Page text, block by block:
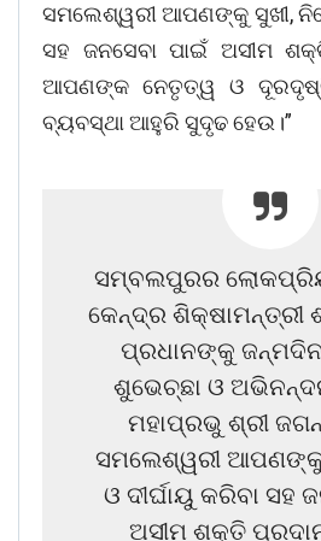
ସମଲେଶ୍ୱରୀ ଆପଣଙ୍କୁ ସୁଖୀ,
ସହ ଜନସେବା ପାଇଁ ଅସୀମ
ଆପଣଙ୍କ ନେତୃତ୍ୱ ଓ
ବ୍ୟବସ୍ଥା ଆହୁରି ସୁଦୃଢ ହେଉ।”
ସମ୍ବଲପୁରର ଲୋକପ୍ରିୟ
କେନ୍ଦ୍ର ଶିକ୍ଷାମନ୍ତ୍ରୀ
ପ୍ରଧାନଙ୍କୁ
ଶୁଭେଚ୍ଛା ଓ
ମହାପ୍ରଭୁ ଶ୍ରୀ
ସମଲେଶ୍ୱରୀ ଆପଣଙ୍କୁ
ଓ ଦୀର୍ଘାୟୁ କରିବା ସହ
ଅସୀମ ଶକ୍ତି